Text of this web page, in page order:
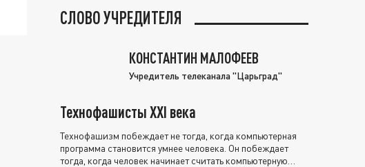
СЛОВО УЧРЕДИТЕЛЯ
КОНСТАНТИН МАЛОФЕЕВ
Учредитель телеканала "Царьград"
Технофашисты XXI века
Технофашизм побеждает не тогда, когда компьютерная
программа становится умнее человека. Он побеждает
тогда, когда человек начинает считать компьютерную